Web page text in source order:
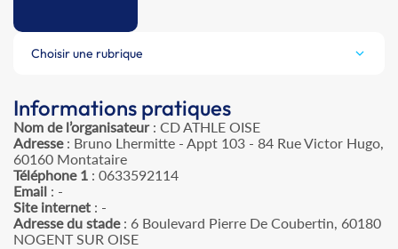
Choisir une rubrique
Informations pratiques
Nom de l’organisateur: CD ATHLE OISE
Adresse: Bruno Lhermitte - Appt 103 - 84 Rue Victor Hugo,
60160 Montataire
Téléphone 1 : 0633592114
Email : -
Site internet : -
Adresse du stade: 6 Boulevard Pierre De Coubertin, 60180
NOGENT SUR OISE